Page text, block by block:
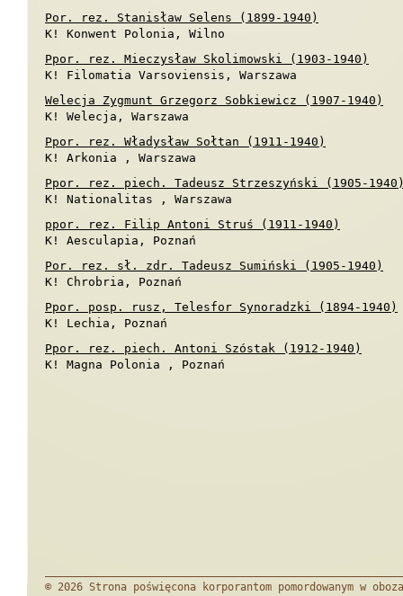
Por. rez. Stanisław Selens (1899-1940)
K! Konwent Polonia, Wilno
Ppor. rez. Mieczysław Skolimowski (1903-1940)
K! Filomatia Varsoviensis, Warszawa
Welecja Zygmunt Grzegorz Sobkiewicz (1907-1940)
K! Welecja, Warszawa
Ppor. rez. Władysław Sołtan (1911-1940)
K! Arkonia , Warszawa
Ppor. rez. piech. Tadeusz Strzeszyński (1905-
K! Nationalitas , Warszawa
ppor. rez. Filip Antoni Struś (1911-1940)
K! Aesculapia, Poznań
Por. rez. sł. zdr. Tadeusz Sumiński (1905-1940)
K! Chrobria, Poznań
Ppor. posp. rusz, Telesfor Synoradzki (1894-1940)
K! Lechia, Poznań
Ppor. rez. piech. Antoni Szóstak (1912-1940)
K! Magna Polonia , Poznań
© 2026 Strona poświęcona korporantom pomordowanym w